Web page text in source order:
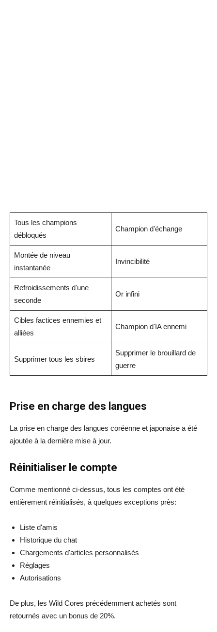
Tous les champions
débloqués
Champion d'échange
Montée de niveau
instantanée
Invincibilité
Refroidissements d'une
seconde
Or infini
Cibles factices ennemies et
alliées
Champion d'IA ennemi
Supprimer tous les sbires
Supprimer le brouillard de
guerre
Prise en charge des langues
La prise en charge des langues coréenne et japonaise a été
ajoutée à la dernière mise à jour.
Réinitialiser le compte
Comme mentionné ci-dessus, tous les comptes ont été
entièrement réinitialisés, à quelques exceptions près:
Liste d'amis
Historique du chat
Chargements d'articles personnalisés
Réglages
Autorisations
De plus, les Wild Cores précédemment achetés sont
retournés avec un bonus de 20%.